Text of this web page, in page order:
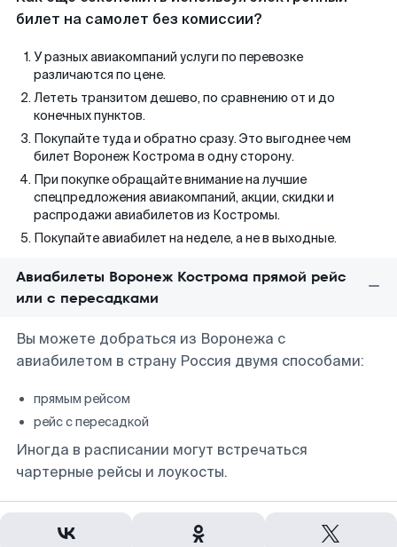
билет на самолет без комиссии?
У разных авиакомпаний услуги по перевозке
различаются по цене.
Лететь транзитом дешево, по сравнению от и до
конечных пунктов.
Покупайте туда и обратно сразу. Это выгоднее чем
билет Воронеж Кострома в одну сторону.
При покупке обращайте внимание на лучшие
спецпредложения авиакомпаний, акции, скидки и
распродажи авиабилетов из Костромы.
Покупайте авиабилет на неделе, а не в выходные.
Авиабилеты Воронеж Кострома прямой рейс
или с пересадками
Вы можете добраться из Воронежа с
авиабилетом в страну Россия двумя способами:
прямым рейсом
рейс с пересадкой
Иногда в расписании могут встречаться
чартерные рейсы и лоукосты.